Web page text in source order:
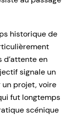
historique de
d’attente en
signale un
un projet, voire
fut longtemps
scénique